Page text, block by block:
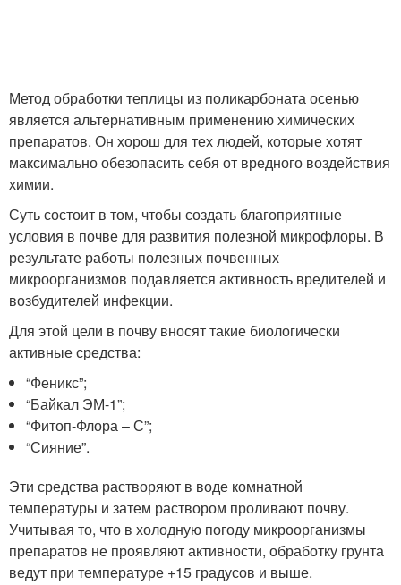
Метод обработки теплицы из поликарбоната осенью
является альтернативным применению химических
препаратов. Он хорош для тех людей, которые хотят
максимально обезопасить себя от вредного воздействия
химии.
Суть состоит в том, чтобы создать благоприятные
условия в почве для развития полезной микрофлоры. В
результате работы полезных почвенных
микроорганизмов подавляется активность вредителей и
возбудителей инфекции.
Для этой цели в почву вносят такие биологически
активные средства:
“Феникс”;
“Байкал ЭМ-1”;
“Фитоп-Флора – С”;
“Сияние”.
Эти средства растворяют в воде комнатной
температуры и затем раствором проливают почву.
Учитывая то, что в холодную погоду микроорганизмы
препаратов не проявляют активности, обработку грунта
ведут при температуре +15 градусов и выше.